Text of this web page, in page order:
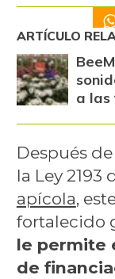
ARTÍCULO
a las
Después
la Ley 2193
apícola,
fortalecido
le permite
de